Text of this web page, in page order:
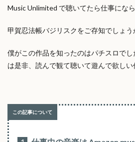
Music Unlimited で聴いてたら仕事になら
甲賀忍法帳バジリスクをご存知でしょう
僕がこの作品を知ったのはパチスロで
は是非、読んで観て聴いて遊んで欲しい